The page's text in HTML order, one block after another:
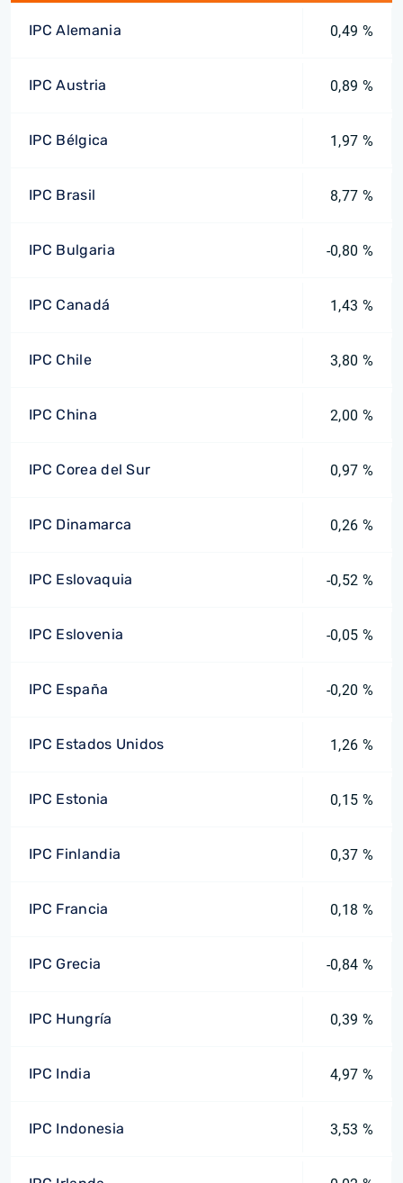
IPC Alemania 0,49 %
IPC Austria 0,89 %
IPC Bélgica 1,97 %
IPC Brasil 8,77 %
IPC Bulgaria -0,80 %
IPC Canadá 1,43 %
IPC Chile 3,80 %
IPC China 2,00 %
IPC Corea del Sur 0,97 %
IPC Dinamarca 0,26 %
IPC Eslovaquia -0,52 %
IPC Eslovenia -0,05 %
IPC España -0,20 %
IPC Estados Unidos 1,26 %
IPC Estonia 0,15 %
IPC Finlandia 0,37 %
IPC Francia 0,18 %
IPC Grecia -0,84 %
IPC Hungría 0,39 %
IPC India 4,97 %
IPC Indonesia 3,53 %